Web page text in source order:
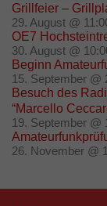
Grillfeier –
29. August @
OE7
30. August @
Beginn
15. September @
Besuch des
“Marcello
19. September @
26. November @